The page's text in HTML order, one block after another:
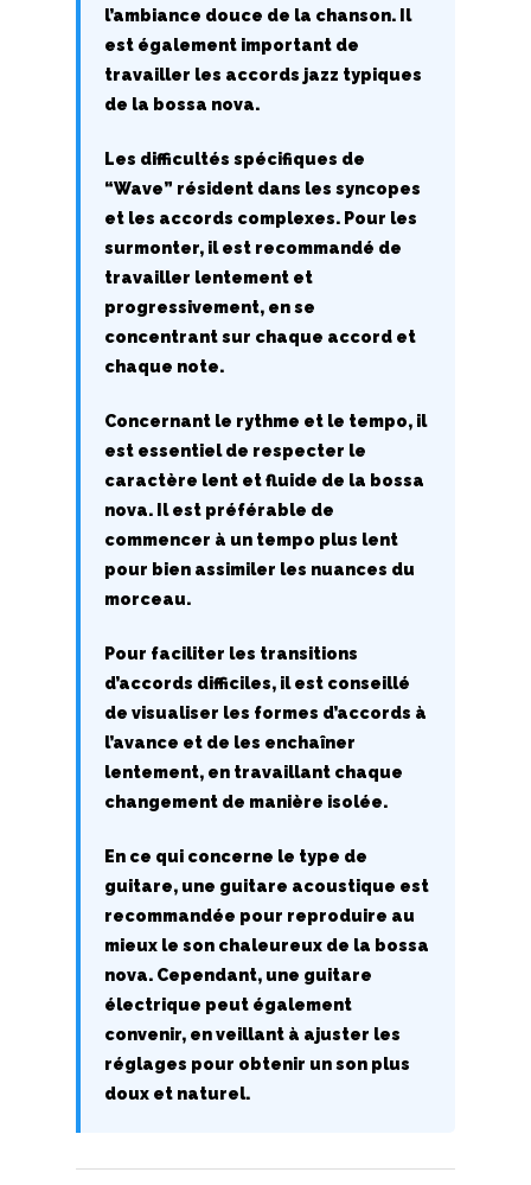
l’ambiance douce de la chanson. Il
est également important de
travailler les accords jazz typiques
de la bossa nova.
Les difficultés spécifiques de
“Wave” résident dans les syncopes
et les accords complexes. Pour les
surmonter, il est recommandé de
travailler lentement et
progressivement, en se
concentrant sur chaque accord et
chaque note.
Concernant le rythme et le tempo, il
est essentiel de respecter le
caractère lent et fluide de la bossa
nova. Il est préférable de
commencer à un tempo plus lent
pour bien assimiler les nuances du
morceau.
Pour faciliter les transitions
d’accords difficiles, il est conseillé
de visualiser les formes d’accords à
l’avance et de les enchaîner
lentement, en travaillant chaque
changement de manière isolée.
En ce qui concerne le type de
guitare, une guitare acoustique est
recommandée pour reproduire au
mieux le son chaleureux de la bossa
nova. Cependant, une guitare
électrique peut également
convenir, en veillant à ajuster les
réglages pour obtenir un son plus
doux et naturel.
O
P
R
S
T
U
W
X
Y
Nouvelles tabs
Top 100
Accords de guitare